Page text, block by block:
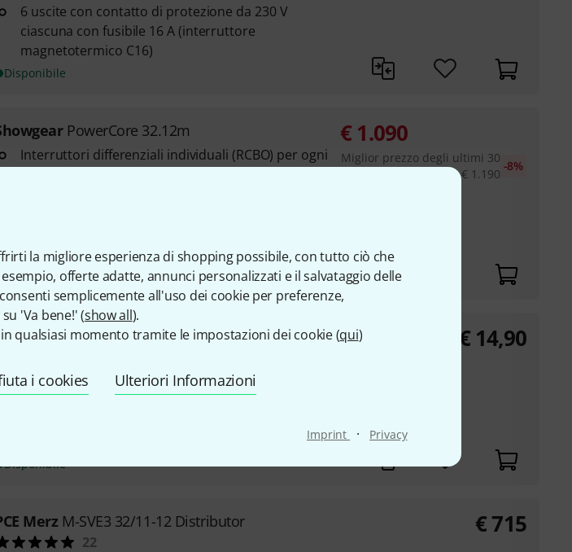
la migliore esperienza di shopping possibile, con tutto ciò che
offerte adatte, annunci personalizzati e il salvataggio delle
semplicemente all'uso dei cookie per preferenze,
'Va bene!' (show all).
qualsiasi momento tramite le impostazioni dei cookie (qui)
i cookies Ulteriori Informazioni
Imprint · Privacy
6 uscite con contatto di protezione da 230 V
ciascuna con fusibile 16 A (interruttore
magnetotermico C16)
Disponibile
PowerCore 32.12m
Interruttori differenziali individuali (RCBO) per ogni
Indicatori di stato LED per ogni uscita
Disponibile
€ 1.090
Miglior prezzo degli ultimi 30
giorni:€ 1.190
-8%
Power Split 1
Con ingresso CEE da 16 A e 3 uscite con messa a
terra
Disponibile
€ 14,90
Merz M-SVE3 32/11-12 Distributor
22
€715